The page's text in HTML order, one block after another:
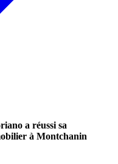
a réussi sa
à Montchanin